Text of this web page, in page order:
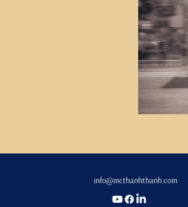
info@mcthanhthanh.com